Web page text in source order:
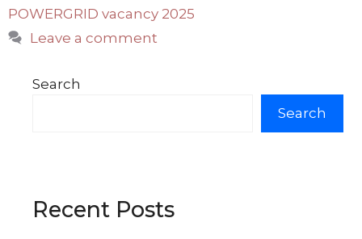
POWERGRID vacancy 2025
Leave a comment
Search
Search
Recent Posts